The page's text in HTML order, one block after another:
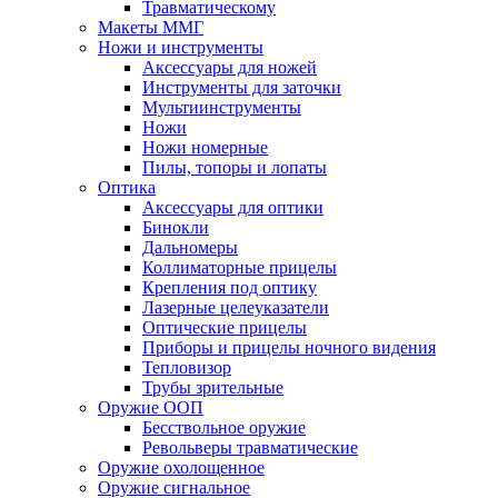
Травматическому
Макеты ММГ
Ножи и инструменты
Аксессуары для ножей
Инструменты для заточки
Мультиинструменты
Ножи
Ножи номерные
Пилы, топоры и лопаты
Оптика
Аксессуары для оптики
Бинокли
Дальномеры
Коллиматорные прицелы
Крепления под оптику
Лазерные целеуказатели
Оптические прицелы
Приборы и прицелы ночного видения
Тепловизор
Трубы зрительные
Оружие ООП
Бесствольное оружие
Револьверы травматические
Оружие охолощенное
Оружие сигнальное